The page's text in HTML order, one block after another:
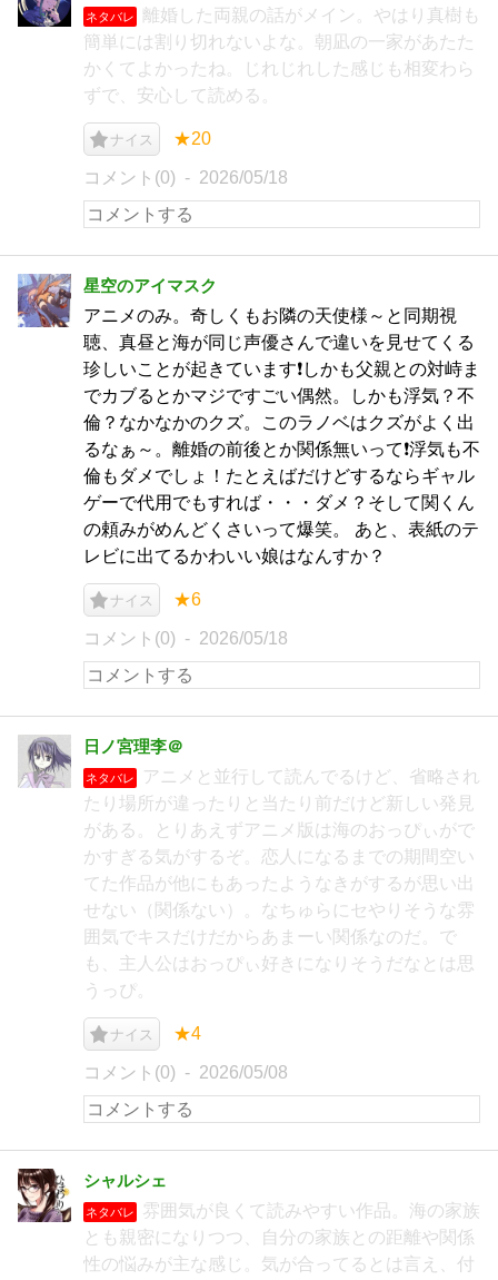
ネタバレ
離婚した両親の話がメイン。やはり真樹も
簡単には割り切れないよな。朝凪の一家があたた
かくてよかったね。じれじれした感じも相変わら
ずで、安心して読める。
ナイス ★20
コメント(0) 2026/05/18
星空のアイマスク
アニメのみ。奇しくもお隣の天使様～と同期視
聴、真昼と海が同じ声優さんで違いを見せてくる
珍しいことが起きています❗しかも父親との対峙ま
でカブるとかマジですごい偶然。しかも浮気？不
倫？なかなかのクズ。このラノベはクズがよく出
るなぁ～。離婚の前後とか関係無いって❗浮気も不
倫もダメでしょ！たとえばだけどするならギャル
ゲーで代用でもすれば・・・ダメ？そして関くん
の頼みがめんどくさいって爆笑。 あと、表紙のテ
レビに出てるかわいい娘はなんすか？
ナイス ★6
コメント(0) 2026/05/18
日ノ宮理李＠
ネタバレ
アニメと並行して読んでるけど、省略され
たり場所が違ったりと当たり前だけど新しい発見
がある。とりあえずアニメ版は海のおっぴぃがで
かすぎる気がするぞ。恋人になるまでの期間空い
てた作品が他にもあったようなきがするが思い出
せない（関係ない）。なちゅらにセやりそうな雰
囲気でキスだけだからあまーい関係なのだ。で
も、主人公はおっぴぃ好きになりそうだなとは思
うっぴ。
ナイス ★4
コメント(0) 2026/05/08
シャルシェ
ネタバレ
雰囲気が良くて読みやすい作品。海の家族
とも親密になりつつ、自分の家族との距離や関係
性の悩みが主な感じ。気が合ってるとは言え、付